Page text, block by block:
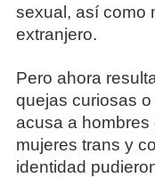
sexual, así como
extranjero.
Pero ahora
quejas curiosas
acusa a hombres
mujeres trans y
identidad